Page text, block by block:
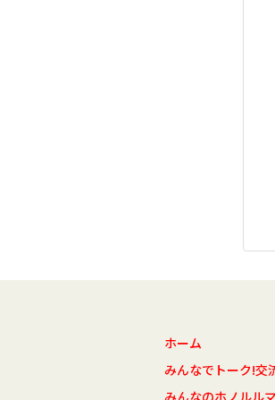
ホーム
みんなでトーク!交
みんなのホノルル